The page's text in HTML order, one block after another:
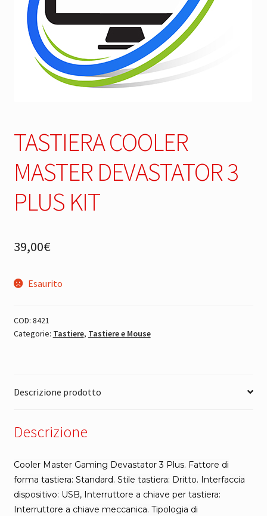
TASTIERA COOLER
MASTER DEVASTATOR 3
PLUS KIT
39,00€
Esaurito
COD: 8421
Categorie: Tastiere, Tastiere e Mouse
Descrizione prodotto
Descrizione
Cooler Master Gaming Devastator 3 Plus. Fattore di
forma tastiera: Standard. Stile tastiera: Dritto. Interfaccia
dispositivo: USB, Interruttore a chiave per tastiera:
Interruttore a chiave meccanica. Tipologia di